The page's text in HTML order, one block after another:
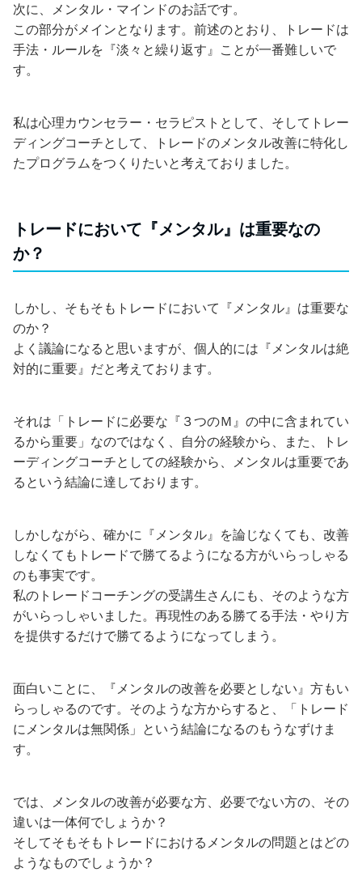
次に、メンタル・マインドのお話です。
この部分がメインとなります。前述のとおり、トレードは
手法・ルールを『淡々と繰り返す』ことが一番難しいで
す。
私は心理カウンセラー・セラピストとして、そしてトレー
ディングコーチとして、トレードのメンタル改善に特化し
たプログラムをつくりたいと考えておりました。
トレードにおいて『メンタル』は重要なの
か？
しかし、そもそもトレードにおいて『メンタル』は重要な
のか？
よく議論になると思いますが、個人的には『メンタルは絶
対的に重要』だと考えております。
それは「トレードに必要な『３つのＭ』の中に含まれてい
るから重要」なのではなく、自分の経験から、また、トレ
ーディングコーチとしての経験から、メンタルは重要であ
るという結論に達しております。
しかしながら、確かに『メンタル』を論じなくても、改善
しなくてもトレードで勝てるようになる方がいらっしゃる
のも事実です。
私のトレードコーチングの受講生さんにも、そのような方
がいらっしゃいました。再現性のある勝てる手法・やり方
を提供するだけで勝てるようになってしまう。
面白いことに、『メンタルの改善を必要としない』方もい
らっしゃるのです。そのような方からすると、「トレード
にメンタルは無関係」という結論になるのもうなずけま
す。
では、メンタルの改善が必要な方、必要でない方の、その
違いは一体何でしょうか？
そしてそもそもトレードにおけるメンタルの問題とはどの
ようなものでしょうか？